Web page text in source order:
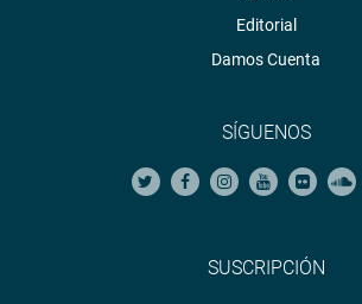
Editorial
Damos Cuenta
SÍGUENOS
SUSCRIPCIÓN